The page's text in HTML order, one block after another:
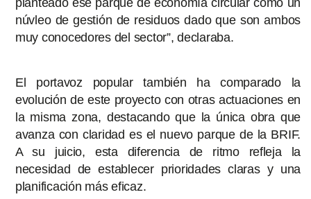
núvleo de gestión de residuos dado que son ambos
muy conocedores del sector”, declaraba.
El portavoz popular también ha comparado la
evolución de este proyecto con otras actuaciones en
la misma zona, destacando que la única obra que
avanza con claridad es el nuevo parque de la BRIF.
A su juicio, esta diferencia de ritmo refleja la
necesidad de establecer prioridades claras y una
planificación más eficaz.